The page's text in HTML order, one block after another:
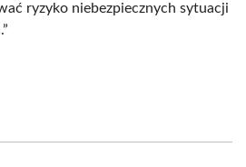
ryzyko niebezpiecznych sytuacji